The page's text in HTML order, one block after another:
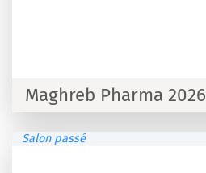
Maghreb Pharma 2026
Salon passé